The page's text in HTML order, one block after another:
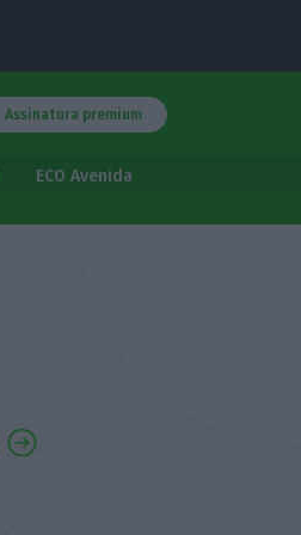
Assinatura premium
ECO Avenida